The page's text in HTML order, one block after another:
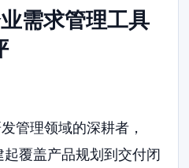
需求管理工具
管理领域的深耕者，
覆盖产品规划到交付闭